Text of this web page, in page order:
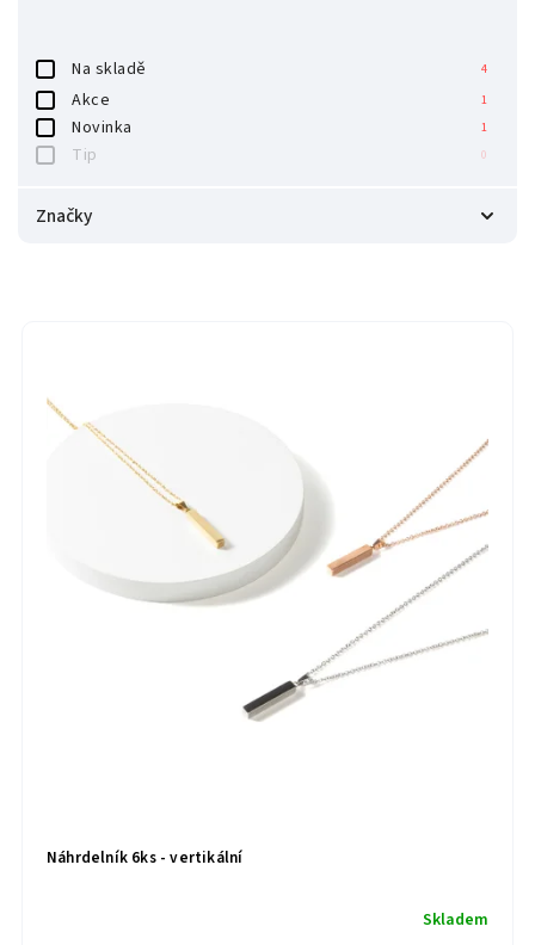
Na skladě 4
Akce 1
Novinka 1
Tip 0
Značky
Náhrdelník 6ks - vertikální
Skladem